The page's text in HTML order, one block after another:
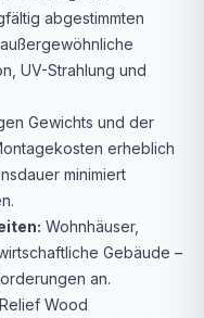
abgestimmten
UV-Strahlung und
Gewichts und der
erheblich
minimiert
Wohnhäuser,
Gebäude –
an.
Wood